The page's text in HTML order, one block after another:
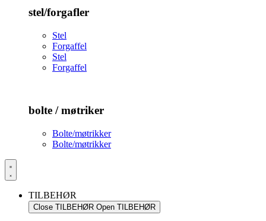
stel/forgafler
Stel
Forgaffel
Stel
Forgaffel
bolte / møtriker
Bolte/møtrikker
Bolte/møtrikker
TILBEHØR
Close TILBEHØR Open TILBEHØR